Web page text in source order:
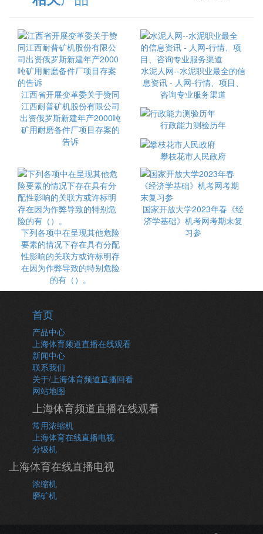
江西省开展变革委关于赞同
江西耐普矿机股份有限公司
出资俄罗斯新建年产2000吨
矿用耐磨备件厂项目存案的
告诉
水泥人网--水泥职业最全的信
息资讯 - 人网-行情、项目、
咨询专业服务渠道
行政能力测验历年
攀枝花市人民政府
下列各项中在呈现其他危险
要素的情况下存在具有分配
性影响的关联方或许标明存
在因为作弊导致的特别危险
的有（）。
国家开放大学2023年春《经
济学基础》机考网考期末复
习参
首页
产品中心
上海体育频道直播在线观看
新闻中心
联系我们
关于/上海体育频道直播回看
网站地图
上海体育频道直播在线观看
常用浓缩机
上海体育在线直播电视
分级机
上海体育在线直播电视
浓缩机
磨矿机